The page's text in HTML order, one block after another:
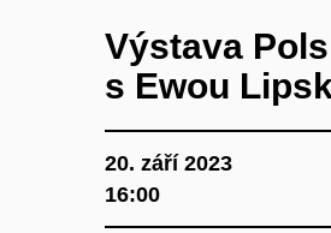
Výstava
s Ewou
20. září 2023
16:00